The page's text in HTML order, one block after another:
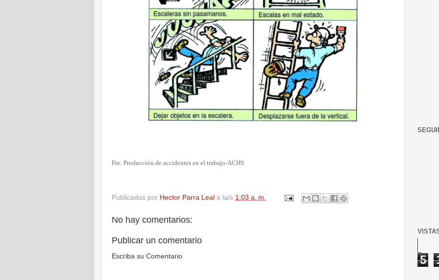
Fte: Producción de accidentes en el trabajo-ACHS
Publicadas por Hector Parra Leal a la/s 1:03 a. m.
No hay comentarios:
Publicar un comentario
Escriba su Comentario 5